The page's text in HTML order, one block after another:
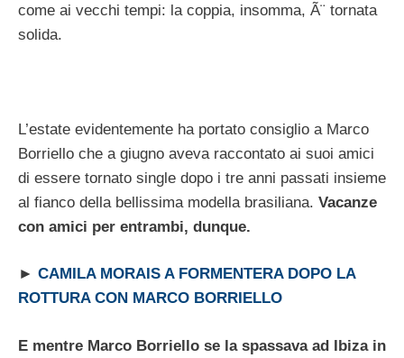
come ai vecchi tempi: la coppia, insomma, Ã¨ tornata
solida.
L’estate evidentemente ha portato consiglio a Marco
Borriello che a giugno aveva raccontato ai suoi amici
di essere tornato single dopo i tre anni passati insieme
al fianco della bellissima modella brasiliana. Vacanze
con amici per entrambi, dunque.
► CAMILA MORAIS A FORMENTERA DOPO LA
ROTTURA CON MARCO BORRIELLO
E mentre Marco Borriello se la spassava ad Ibiza in